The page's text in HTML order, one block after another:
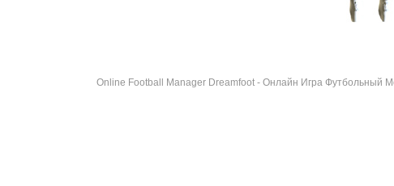
Online Football Manager Dreamfoot - Онлайн Игра Футбольный